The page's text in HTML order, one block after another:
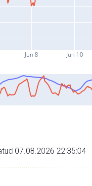
Jun 8 Jun 10
07.08.2026 22:35:04